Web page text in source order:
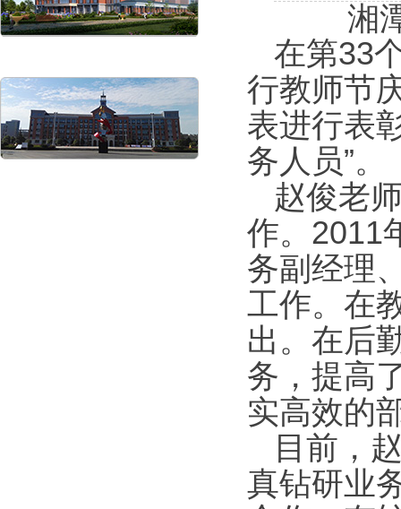
湘
在第33
行教师节
表进行表
务人员”。
赵俊老
作。2011
务副经理
工作。在
出。在后
务，提高
实高效的
目前，
真钻研业